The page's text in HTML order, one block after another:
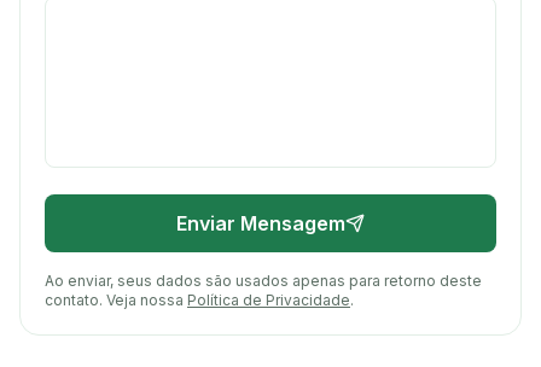
Enviar Mensagem
Ao enviar, seus dados são usados apenas para retorno deste
contato. Veja nossa Política de Privacidade.